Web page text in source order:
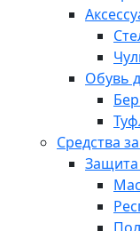
Обувь
Средства
Защита